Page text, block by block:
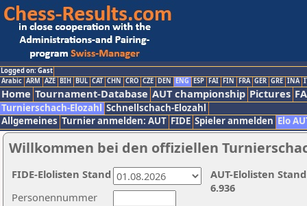
Logged on: Gast
Arabic ARM AZE BIH BUL CAT CHN CRO CZE DEN ENG ESP FAI FIN FRA GER GRE INA
Home Tournament-Database AUT championship Pictures
Turnierschach-Elozahl Schnellschach-Elozahl
Allgemeines Turnier anmelden: AUT FIDE Spieler anmelden Elo
Willkommen bei den offiziellen
Personennummer
AUT-Elolisten
6.936
FIDE-Elolisten Stand